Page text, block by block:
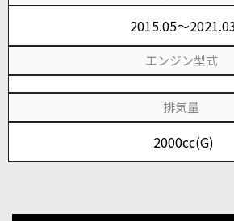
2015.05～
エンジン型式
排気量
2000cc(G)